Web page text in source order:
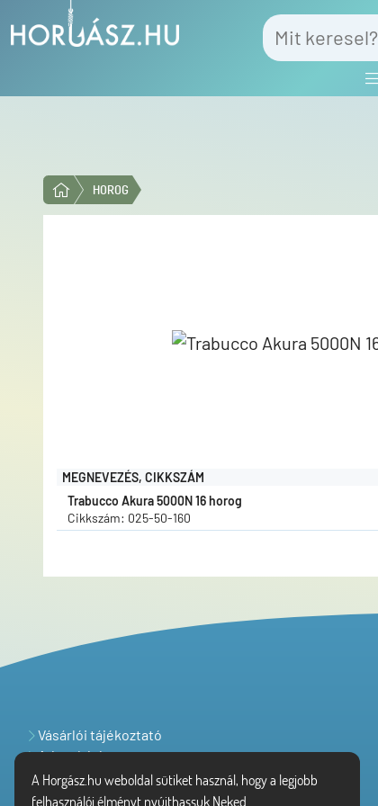
A Horgász.hu weboldal sütiket használ, hogy a legjobb
felhasználói élményt nyújthassuk Neked.
HOROG
MEGNEVEZÉS, CIKKSZÁM
Trabucco Akura 5000N 16 horog
Cikkszám: 025-50-160
Vásárlói tájékoztató
Adatvédelem